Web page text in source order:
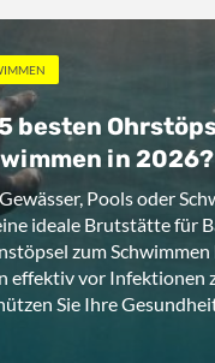
besten
in 2026?
Pools oder
ideale Brutstätte für
zum
effektiv vor Infektionen
Sie Ihre